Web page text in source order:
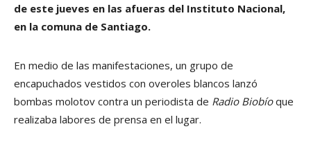
de este jueves en las afueras del Instituto Nacional,
en la comuna de Santiago.
En medio de las manifestaciones, un grupo de
encapuchados vestidos con overoles blancos lanzó
bombas molotov contra un periodista de Radio Biobíoque
realizaba labores de prensa en el lugar.